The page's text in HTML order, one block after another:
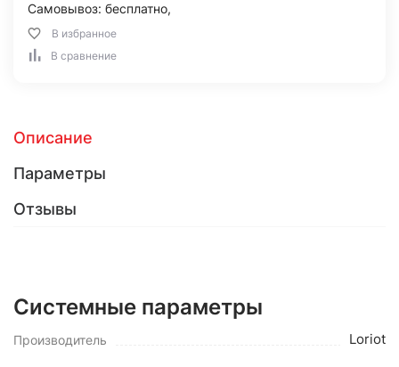
Самовывоз: бесплатно,
В избранное
В сравнение
Описание
Параметры
Отзывы
Системные параметры
Производитель Loriot